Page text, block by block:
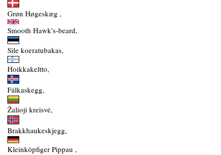
Grøn Høgeskæg ,
Smooth Hawk's-beard,
Sile koeratubakas,
Hoikkakeltto,
Fálkaskegg,
Žalioji kreisvė,
Brakkhaukeskjegg,
Kleinköpfiger Pippau ,